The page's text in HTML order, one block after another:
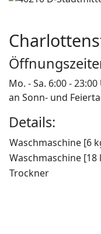
Mo. - Sa. 6:00 - 23:00
an Sonn- und
Details:
Waschmaschine [6
Waschmaschine [18
Trockner